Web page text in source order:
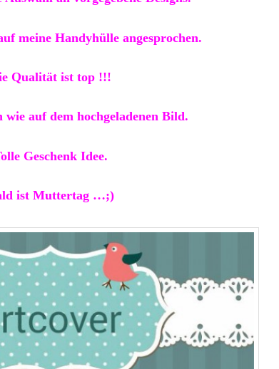
meine Handyhülle angesprochen.
Qualität ist top !!!
wie auf dem hochgeladenen Bild.
Geschenk Idee.
ist Muttertag …;)